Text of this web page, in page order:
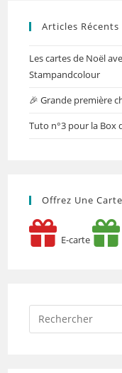
Articles Récents
Les cartes de Noël
Stampandcolour
🎉 Grande première
Tuto n°3 pour la Box
Offrez Une
E-carte